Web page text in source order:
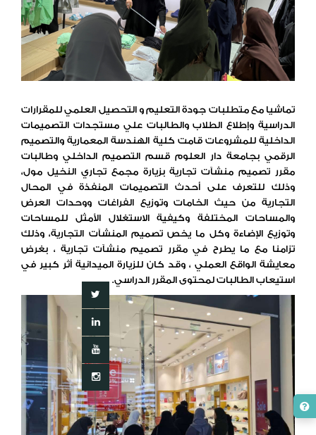
تماشيا مع متطلبات جودة التعليم و التحصيل العلمي للمقرارات
الدراسية وإطلاع الطلاب والطالبات علي مستجدات التصميمات
الداخلية للمشروعات قامت كلية الهندسة المعمارية والتصميم
الرقمي بجامعة دار العلوم قسم التصميم الداخلي وطالبات
مقرر تصميم منشآت تجارية بزيارة مجمع تجاري النخيل مول،
وذلك للتعرف على أحدث التصميمات المنفذة في المحال
التجارية من حيث الخامات وتوزيع الفراغات ووحدات العرض
والمساحات المختلفة وكيفية الاستغلال الأمثل للمساحات
وتوزيع الإضاءة وكل ما يخص تصميم المنشآت التجارية، وذلك
تزامنا مع ما يطرح في مقرر تصميم منشآت تجارية ، بغرض
معايشة الواقع العملي ، وقد كان للزيارة الميدانية أثر كبير في
استيعاب الطالبات لمحتوى المقرر الدراسي.